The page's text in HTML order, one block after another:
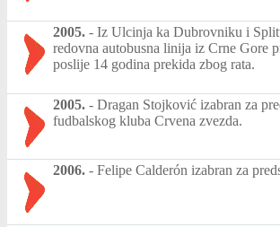
2005. - Iz Ulcinja ka Dubrovniku i
redovna autobusna linija iz Crne Gore
poslije 14 godina prekida zbog rata.
2005. - Dragan Stojković izabran za
fudbalskog kluba Crvena zvezda.
2006. - Felipe Calderón izabran za